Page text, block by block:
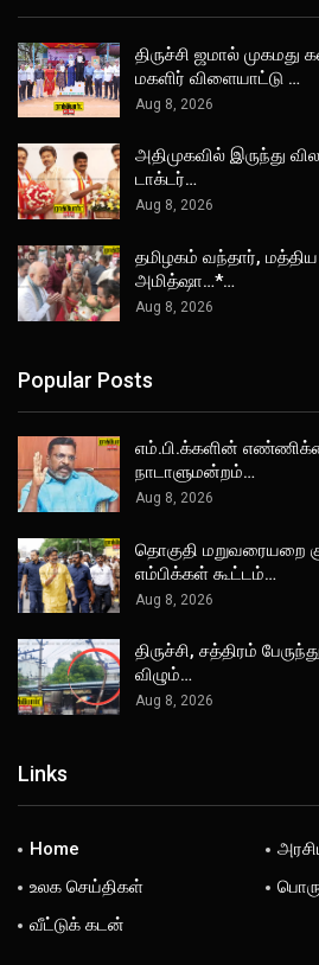
திருச்சி ஜமால்
மகளிர் விளையாட்டு …
Aug 8, 2026
அதிமுகவில் இருந்து
டாக்டர்…
Aug 8, 2026
தமிழகம் வந்தார்,
அமித்ஷா…*…
Aug 8, 2026
Popular Posts
எம்.பி.க்களின்
நாடாளுமன்றம்…
Aug 8, 2026
தொகுதி மறுவரையறை
எம்பிக்கள் கூட்டம்…
Aug 8, 2026
திருச்சி, சத்திரம்
விழும்…
Aug 8, 2026
Links
Home
உலக செய்திகள்
வீட்டுக் கடன்